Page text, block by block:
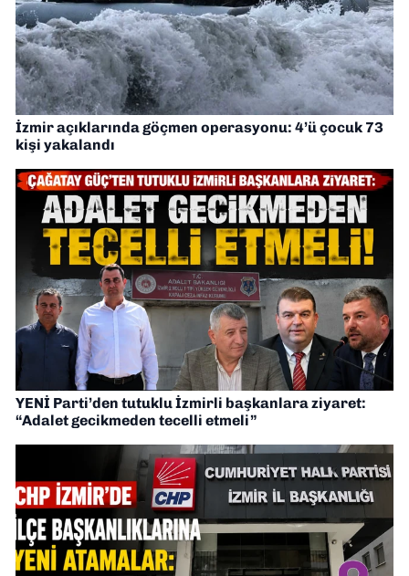
İzmir açıklarında göçmen operasyonu: 4’ü çocuk 73
kişi yakalandı
YENİ Parti’den tutuklu İzmirli başkanlara ziyaret:
“Adalet gecikmeden tecelli etmeli”